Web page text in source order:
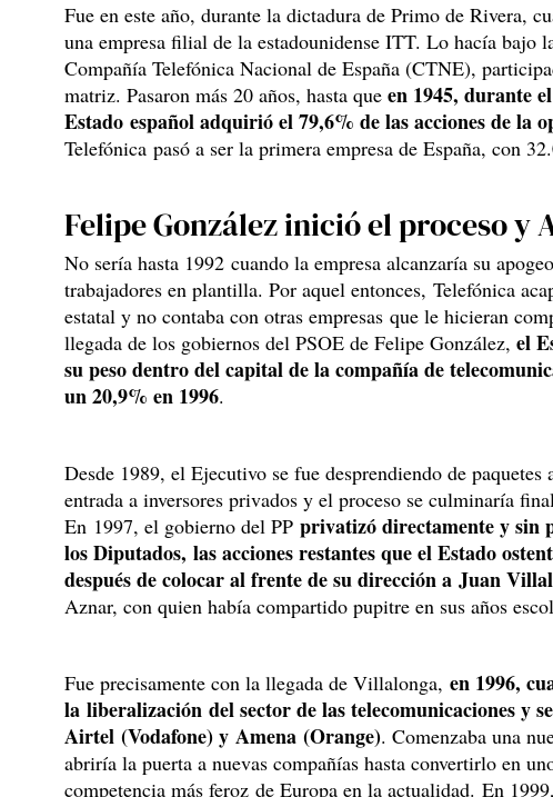
Fue en este año, durante la dictadura de Primo de Rivera,
una empresa filial de la estadounidense ITT. Lo hacía bajo
Compañía Telefónica Nacional de España (CTNE),
matriz. Pasaron más 20 años, hasta que en 1945, durante
Estado español adquirió el 79,6% de las acciones de la
Telefónica pasó a ser la primera empresa de España, con
Felipe González inició el proceso y
No sería hasta 1992 cuando la empresa alcanzaría su
trabajadores en plantilla. Por aquel entonces, Telefónica
estatal y no contaba con otras empresas que le hicieran
llegada de los gobiernos del PSOE de Felipe González, el
su peso dentro del capital de la compañía de
un 20,9% en 1996.
Desde 1989, el Ejecutivo se fue desprendiendo de paquetes
entrada a inversores privados y el proceso se culminaría
En 1997, el gobierno del PP privatizó directamente y sin
los Diputados, las acciones restantes que el Estado
después de colocar al frente de su dirección a Juan
Aznar, con quien había compartido pupitre en sus años
Fue precisamente con la llegada de Villalonga, en 1996,
la liberalización del sector de las telecomunicaciones y
Airtel (Vodafone) y Amena (Orange). Comenzaba una
abriría la puerta a nuevas compañías hasta convertirlo en
competencia más feroz de Europa en la actualidad. En